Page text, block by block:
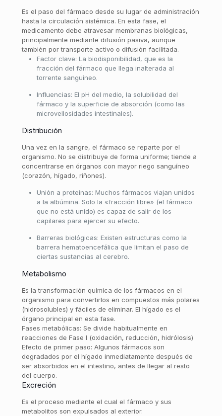
Es el paso del fármaco desde su lugar de administración
hasta la circulación sistémica. En esta fase, el
medicamento debe atravesar membranas biológicas,
principalmente mediante difusión pasiva, aunque
también por transporte activo o difusión facilitada.
Factor clave: La biodisponibilidad, que es la
fracción del fármaco que llega inalterada al
torrente sanguíneo.
Influencias: El pH del medio, la solubilidad del
fármaco y la superficie de absorción (como las
microvellosidades intestinales).
Distribución
Una vez en la sangre, el fármaco se reparte por el
organismo. No se distribuye de forma uniforme; tiende a
concentrarse en órganos con mayor riego sanguíneo
(corazón, hígado, riñones).
Unión a proteínas: Muchos fármacos viajan unidos
a la albúmina. Solo la «fracción libre» (el fármaco
que no está unido) es capaz de salir de los
capilares para ejercer su efecto.
Barreras biológicas: Existen estructuras como la
barrera hematoencefálica que limitan el paso de
ciertas sustancias al cerebro.
Metabolismo
Es la transformación química de los fármacos en el
organismo para convertirlos en compuestos más polares
(hidrosolubles) y fáciles de eliminar. El hígado es el
órgano principal en esta fase.
Fases metabólicas: Se divide habitualmente en
reacciones de Fase I (oxidación, reducción, hidrólosis)
Efecto de primer paso: Algunos fármacos son
degradados por el hígado inmediatamente después de
ser absorbidos en el intestino, antes de llegar al resto
del cuerpo.
Excreción
Es el proceso mediante el cual el fármaco y sus
metabolitos son expulsados al exterior.